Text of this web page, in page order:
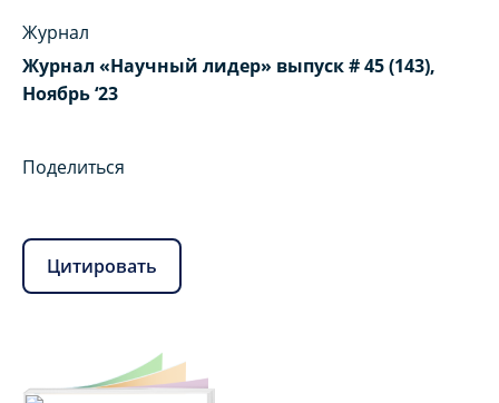
Журнал
Журнал «Научный лидер» выпуск # 45 (143),
Ноябрь ‘23
Поделиться
Цитировать